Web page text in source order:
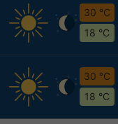
30 °C
18 °C
30 °C
18 °C